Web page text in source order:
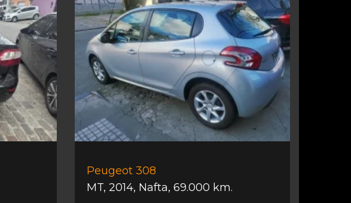
Peugeot 308
MT, 2014, Nafta, 69.000 km.